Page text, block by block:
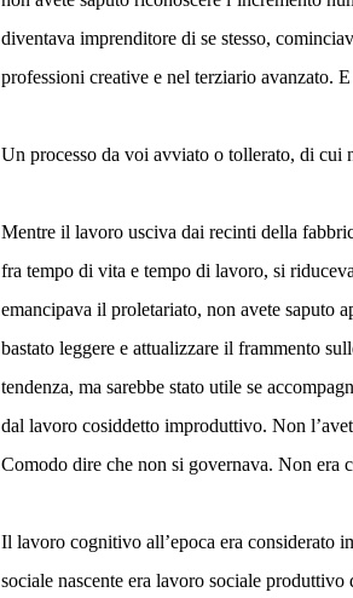
diventava imprenditore di se stesso,
professioni creative e nel terziario avanzato.
Un processo da voi avviato o tollerato, di cui
Mentre il lavoro usciva dai recinti della
fra tempo di vita e tempo di lavoro, si
emancipava il proletariato, non avete saputo
bastato leggere e attualizzare il frammento
tendenza, ma sarebbe stato utile se
dal lavoro cosiddetto improduttivo. Non
Comodo dire che non si governava. Non era
Il lavoro cognitivo all’epoca era considerato
sociale nascente era lavoro sociale